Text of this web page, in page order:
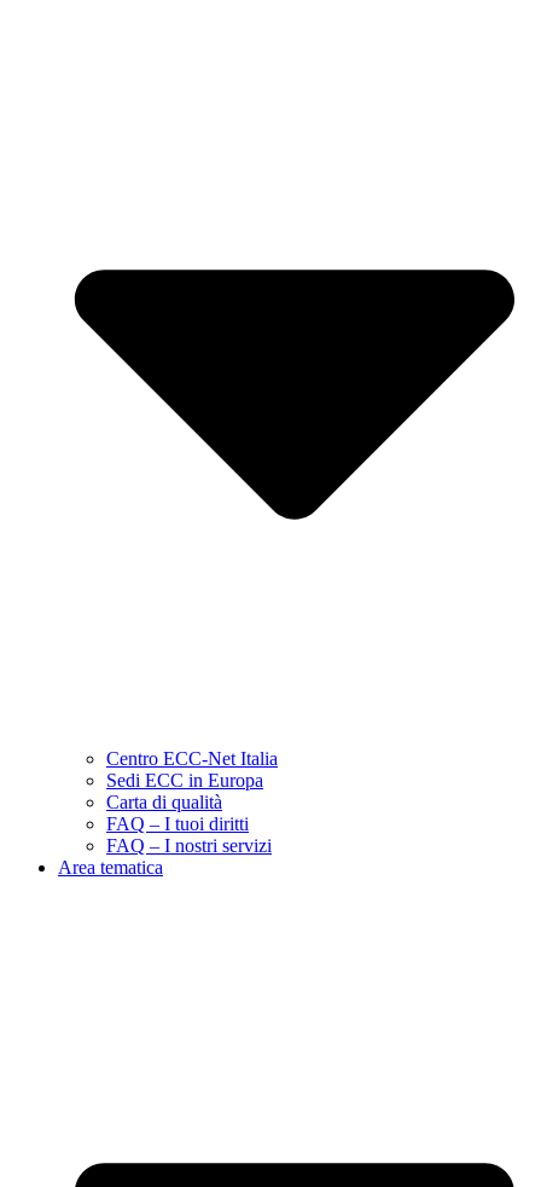
Centro ECC-Net Italia
Sedi ECC in Europa
Carta di qualità
FAQ – I tuoi diritti
FAQ – I nostri servizi
Area tematica